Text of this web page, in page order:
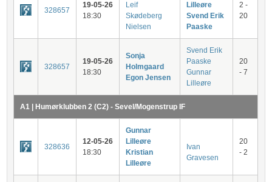
328657
19-05-26
18:30
Leif
Skødeberg
Nielsen
Lilleøre
Svend Erik
Paaske
2 -
20
328657
19-05-26
18:30
Sonja
Holmgaard
Egon Jensen
Svend Erik
Paaske
Gunnar
Lilleøre
20
- 7
A1 | Humørklubben 2 (C2) - Sevel/Mogenstrup IF
328636
12-05-26
18:30
Gunnar
Lilleøre
Kristian
Lilleøre
Ivan
Gravesen
20
- 2